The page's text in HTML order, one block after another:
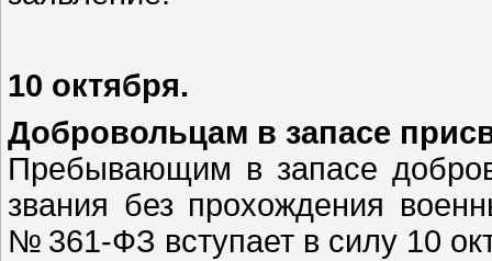
10 октября.
Добровольцам в запасе
Пребывающим в запасе
звания без прохождения
№ 361-ФЗ вступает в силу 10